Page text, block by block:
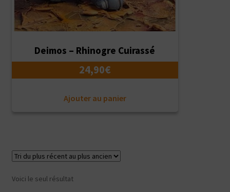
Deimos – Rhinogre Cuirassé
24,90€
Ajouter au panier
Voici le seul résultat